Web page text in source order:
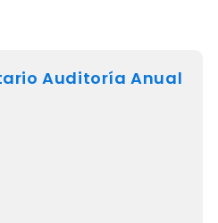
Auditoría Anual